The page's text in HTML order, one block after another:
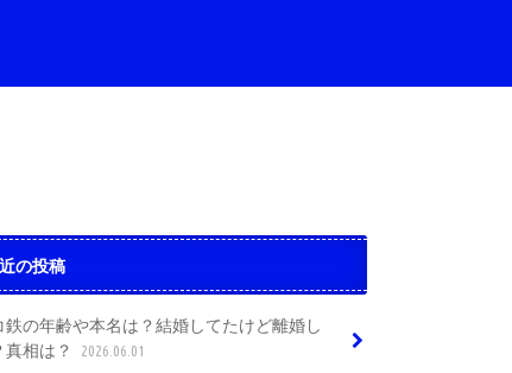
の投稿
鉄の年齢や本名は？結婚してたけど離婚し
真相は？
2026.06.01